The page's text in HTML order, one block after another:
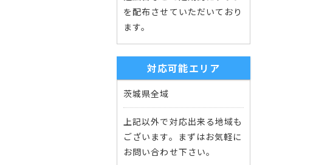
を配布させていただいており
ます。
対応可能エリア
茨城県全域
上記以外で対応出来る地域も
ございます。まずはお気軽に
お問い合わせ下さい。